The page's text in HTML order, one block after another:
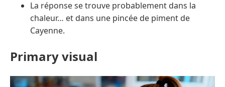
La réponse se trouve probablement dans la
chaleur… et dans une pincée de piment de
Cayenne.
Primary visual